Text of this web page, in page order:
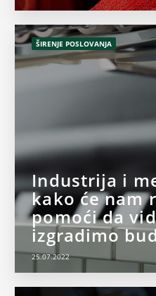
ŠIRENJE POSLOVANJA
Industrija i
kako će nam
pomoći da
izgradimo
25.07.2022